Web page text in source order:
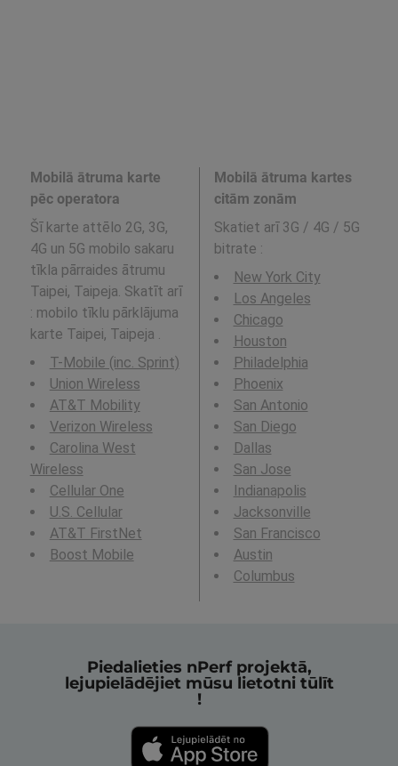
Mobilā ātruma karte
pēc operatora
Šī karte attēlo 2G, 3G,
4G un 5G mobilo sakaru
tīkla pārraides ātrumu
Taipei, Taipeja. Skatīt arī
: mobilo tīklu pārklājuma
karte Taipei, Taipeja .
T-Mobile (inc. Sprint)
Union Wireless
AT&T Mobility
Verizon Wireless
Carolina West
Wireless
Cellular One
U.S. Cellular
AT&T FirstNet
Boost Mobile
Mobilā ātruma kartes
citām zonām
Skatiet arī 3G / 4G / 5G
bitrate :
New York City
Los Angeles
Chicago
Houston
Philadelphia
Phoenix
San Antonio
San Diego
Dallas
San Jose
Indianapolis
Jacksonville
San Francisco
Austin
Columbus
Piedalieties nPerf projektā,
lejupielādējiet mūsu lietotni tūlīt
!